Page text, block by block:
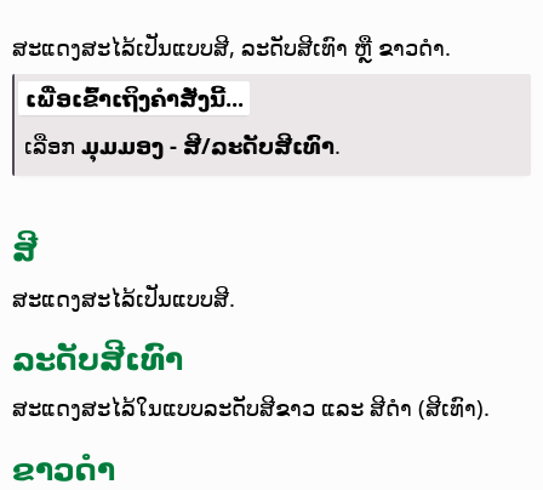
ສະແດງສະໄລ້ເປັນແບບສີ, ລະດັບສີເທົາ ຫຼື ຂາວດຳ.
ເພື່ອເຂົ້າເຖິງຄຳສັ່ງນີ້...
ເລືອກ ມຸມມອງ - ສີ/ລະດັບສີເທົາ.
ສີ
ສະແດງສະໄລ້ເປັນແບບສີ.
ລະດັບສີເທົາ
ສະແດງສະໄລ້ໃນແບບລະດັບສີຂາວ ແລະ ສີດຳ (ສີເທົາ).
ຂາວດຳ